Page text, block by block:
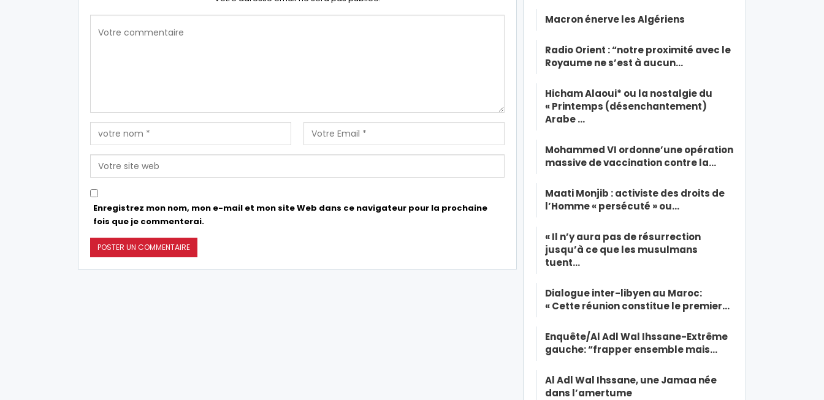
Enregistrez mon nom, mon e-mail et mon site Web dans ce navigateur pour la prochaine
fois que je commenterai.
Macron énerve les Algériens
Radio Orient : “notre proximité avec le
Royaume ne s’est à aucun…
Hicham Alaoui* ou la nostalgie du
« Printemps (désenchantement)
Arabe …
Mohammed VI ordonne’une opération
massive de vaccination contre la…
Maati Monjib : activiste des droits de
l’Homme « persécuté » ou…
« Il n’y aura pas de résurrection
jusqu’à ce que les musulmans
tuent…
Dialogue inter-libyen au Maroc:
« Cette réunion constitue le premier…
Enquête/Al Adl Wal Ihssane-Extrême
gauche: “frapper ensemble mais…
Al Adl Wal Ihssane, une Jamaa née
dans l’amertume